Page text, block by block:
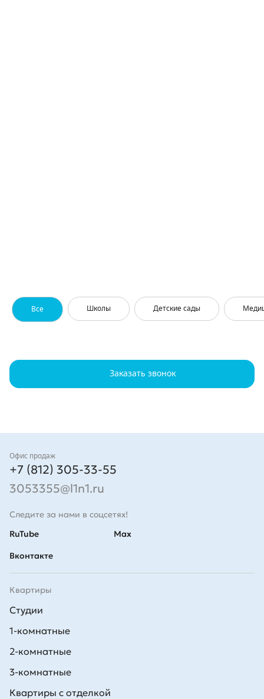
Все Школы Детские сады
Заказать звонок
Контакты
Офис продаж
+7 (812) 305-33-55
3053355@l1n1.ru
Следите за нами в соцсетях!
RuTube
Вконтакте
Max
Квартиры
Студии
1-комнатные
2-комнатные
3-комнатные
Квартиры с отделкой